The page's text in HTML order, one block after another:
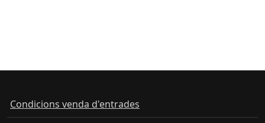
Condicions venda d'entrades